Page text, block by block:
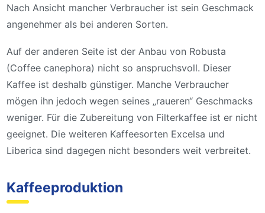
Nach Ansicht mancher Verbraucher ist sein Geschmack
angenehmer als bei anderen Sorten.
Auf der anderen Seite ist der Anbau von Robusta
(Coffee canephora) nicht so anspruchsvoll. Dieser
Kaffee ist deshalb günstiger. Manche Verbraucher
mögen ihn jedoch wegen seines „raueren“ Geschmacks
weniger. Für die Zubereitung von Filterkaffee ist er nicht
geeignet. Die weiteren Kaffeesorten Excelsa und
Liberica sind dagegen nicht besonders weit verbreitet.
Kaffeeproduktion